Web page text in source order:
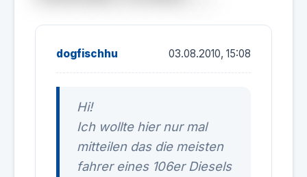
dogfischhu 03.08.2010, 15:08
Hi!
Ich wollte hier nur mal
mitteilen das die meisten
fahrer eines 106er Diesels